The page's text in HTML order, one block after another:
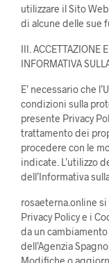
utilizzare il Sito
di alcune delle sue
III. ACCETTAZIONE
INFORMATIVA
E’ necessario che
condizioni sulla
presente Privacy
trattamento dei
procedere con le
indicate. L’utilizzo
dell’Informativa
rosaeterna.online
Privacy Policy e i
da un
dell’Agenzia
Modifiche o